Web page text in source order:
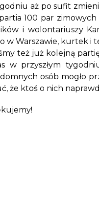
aż po sufit
100 par
i wolontariuszy
w Warszawie, kurtek i
też już kolejną
w przyszłym
osób mogło
że ktoś o nich